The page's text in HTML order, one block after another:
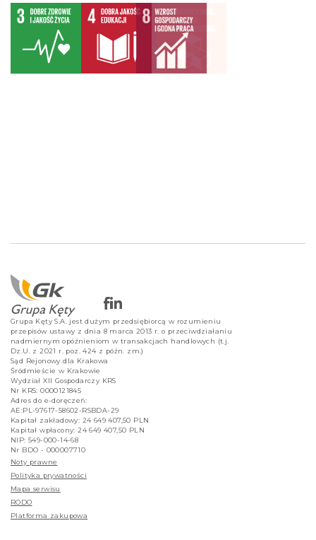
Grupa Kęty S.A. jest dużym przedsiębiorcą w rozumieniu
przepisów ustawy z dnia 8 marca 2013 r. o przeciwdziałaniu
nadmiernym opóźnieniom w transakcjach handlowych (t.j.
Dz.U. z 2021 r. poz. 424 z późn. zm.)
Sąd Rejonowy dla Krakowa
Śródmieście w Krakowie
Wydział XII Gospodarczy KRS
Nr KRS: 0000121845
Adres do e-doręczeń:
AE:PL-97617-58602-RSBDA-29
Kapitał zakładowy: 24 649 407,50 PLN
Kapitał wpłacony: 24 649 407,50 PLN
NIP: 549-000-14-68
Nr BDO - 000007710
Noty prawne
Polityka prywatności
Mapa serwisu
RODO
Platforma zakupowa